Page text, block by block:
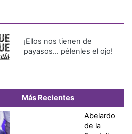
¡Ellos nos tienen de
payasos… pélenles el ojo!
Más Recientes
Abelardo
de la